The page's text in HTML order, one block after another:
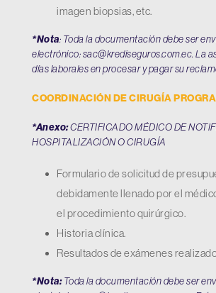
imagen biopsias, etc.
*Nota: Toda la documentación debe ser
electrónico:sac@krediseguros.com.ec. La
días laborales en procesar y pagar su
COORDINACIÓN DE CIRUGÍA
*Anexo:CERTIFICADO MÉDICO DE
HOSPITALIZACIÓN O CIRUGÍA
Formulario de solicitud de
debidamente llenado por el
el procedimiento quirúrgico.
Historia clínica.
Resultados de exámenes
*Nota:Toda la documentación debe ser